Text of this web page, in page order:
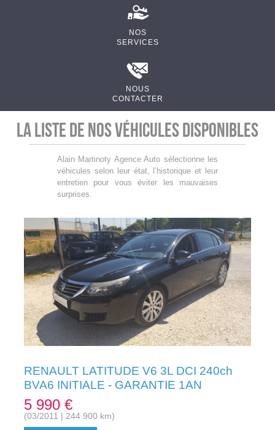
NOS
SERVICES
NOUS
CONTACTER
La liste de nos véhicules disponibles
Alain Martinoty Agence Auto sélectionne les
véhicules selon leur état, l’historique et leur
entretien pour vous éviter les mauvaises
surprises.
RENAULT LATITUDE V6 3L DCI 240ch
BVA6 INITIALE - GARANTIE 1AN
5 990 €
(03/2011 | 244 900 km)